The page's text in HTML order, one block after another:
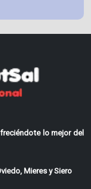
lo mejor del
Mieres y Siero